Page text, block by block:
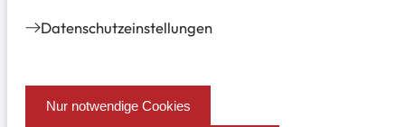
Datenschutz­einstellungen
Nur notwendige Cookies